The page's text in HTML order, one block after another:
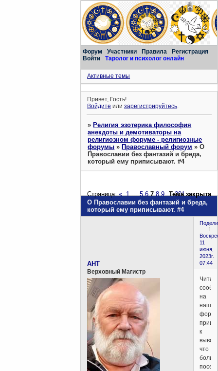
Форум Участники Правила
Регистрация
Войти
Таролог и психолог онлайн
Активные темы
Привет, Гость!
Войдите илизарегистрируйтесь.
»Религия эзотерика философия
анекдоты и демотиваторы на
религиозном форуме - религиозные
форумы »Православный форум »О
Православии без фантазий и бреда,
который ему приписывают. #4
О Православии без фантазий и бреда,
который ему приписывают. #4
Страница:« 1 … 5 6 7 8 9 … 201 »
Тема закрыта
1
11
июня,
2023г.
07:44
AHT
Верховный Магистр
Читая
на
нашем
к
что